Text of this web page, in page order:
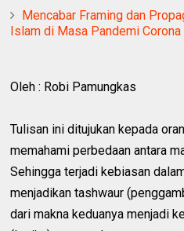
Mencabar Framing dan
Islam di Masa Pandemi Corona
Oleh : Robi Pamungkas
Tulisan ini ditujukan kepada
memahami perbedaan antara
Sehingga terjadi kebiasan
menjadikan tashwaur
dari makna keduanya menjadi